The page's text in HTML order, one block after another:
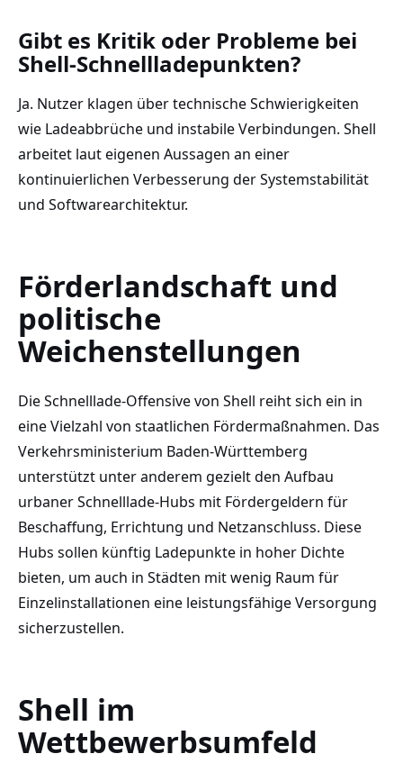
Gibt es Kritik oder Probleme bei
Shell-Schnellladepunkten?
Ja. Nutzer klagen über technische Schwierigkeiten
wie Ladeabbrüche und instabile Verbindungen. Shell
arbeitet laut eigenen Aussagen an einer
kontinuierlichen Verbesserung der Systemstabilität
und Softwarearchitektur.
Förderlandschaft und
politische
Weichenstellungen
Die Schnelllade-Offensive von Shell reiht sich ein in
eine Vielzahl von staatlichen Fördermaßnahmen. Das
Verkehrsministerium Baden-Württemberg
unterstützt unter anderem gezielt den Aufbau
urbaner Schnelllade-Hubs mit Fördergeldern für
Beschaffung, Errichtung und Netzanschluss. Diese
Hubs sollen künftig Ladepunkte in hoher Dichte
bieten, um auch in Städten mit wenig Raum für
Einzelinstallationen eine leistungsfähige Versorgung
sicherzustellen.
Shell im
Wettbewerbsumfeld